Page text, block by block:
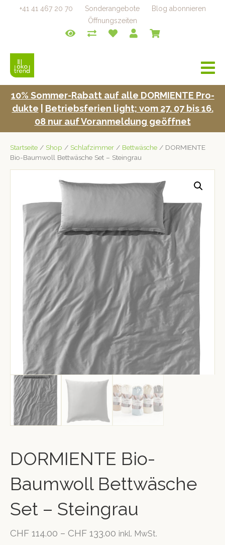
+41 41 467 20 70 Sonderangebote
Blog abonnieren
Öffnungszeiten
a
v
i
10% Som­mer-Rabatt auf alle DORMIENTE Pro­
duk­te
Betrieb­s­fe­rien light; vom 27. 07 bis 16.
08 nur auf Voran­mel­dung geöffnet
Startseite / Shop / Schlafzimmer / Bettwäsche / DORMIENTE
Bio-Baumwoll Bettwäsche Set – Steingrau
DORMIENTE Bio-
Baumwoll Bettwäsche
Set – Steingrau
CHF 114.00 – CHF 133.00 inkl. MwSt.